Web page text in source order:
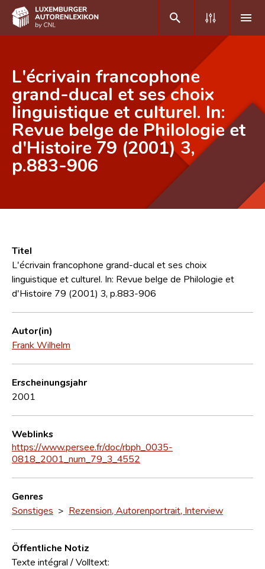
DE FR
Home
Autor(inn)en A-Z
Erweiterte Suche
CNL
Kontakt
L'écrivain francophone
grand-ducal et ses choix
linguistique et culturel. In:
Revue belge de Philologie et
d'Histoire 79 (2001) 3,
p.883-906
Titel
L'écrivain francophone grand-ducal et ses choix
linguistique et culturel. In: Revue belge de Philologie et
d'Histoire 79 (2001) 3, p.883-906
Autor(in)
Frank Wilhelm
Erscheinungsjahr
2001
Weblinks
https://www.persee.fr/doc/rbph_0035-
0818_2001_num_79_3_4552
Genres
Sonstiges > Rezension, Autorenportrait, Interview
Öffentliche Notiz
Texte intégral / Volltext: